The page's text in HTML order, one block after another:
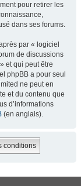
pour retirer les
dans ses forums.
par « logiciel
de discussions
» et qui peut être
phpBB a pour seul
ne peut en
et du contenu que
d’informations
(en anglais).